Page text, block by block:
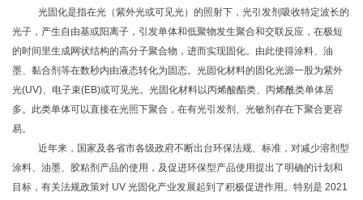
光固化是指在光（紫外光或可见光）的照射下，光引发剂吸收特定波长的
光子，产生自由基或阳离子，引发单体和低聚物发生聚合和交联反应，在极短
的时间里生成网状结构的高分子聚合物，进而实现固化。由此使得涂料、油
墨、黏合剂等在数秒内由液态转化为固态。光固化材料的固化光源一股为紫外
光(UV)、电子束(EB)或可见光。光固化材料以丙烯酸酯类、丙烯酰类单体居
多。此类单体可以直接在光照下聚合，在有光引发剂、光敏剂存在下聚合更容
易。
近年来，国家及各省市各级政府不断出台环保法规、标准，对减少溶剂型
涂料、油墨、胶粘剂产品的使用，及促进环保型产品使用提出了明确的计划和
目标，有关法规政策对 UV 光固化产业发展起到了积极促进作用。特别是 2021